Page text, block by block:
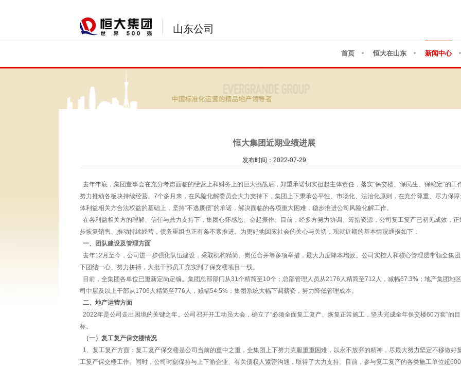
山东公司
首页 恒大在山东 新闻中心
恒大集团近期业绩进展
发布时间：2022-07-29
去年年底，集团董事会在充分考虑面临的经营上和财务上的巨大挑战后，郑重承诺切实担起主体责任，落实“保交楼、保民生、保稳定”的工
努力推动各板块持续经营。7个多月来，在风险化解委员会大力支持下，集团上下秉承公平性、市场化、法治化原则，在充分尊重、尽力保障
体利益相关方合法权益的基础上，坚持“不逃废债”的承诺，解决面临的各项重大困难，稳步推进公司风险化解工作。
在各利益相关方的理解、信任与鼎力支持下，集团心怀感恩、奋起振作。目前，经多方努力协调、筹措资源，公司复工复产已初见成效，正
步恢复销售、推动持续经营，债务重组也正有条不紊推进。为更好地回应社会的关心与关切，现就近期的基本情况通报如下：
一、团队建设及管理方面
去年12月至今，公司进一步强化队伍建设，采取机构精简、岗位合并等多项举措，最大力度降本增效。公司实控人和核心管理层带领全集
下团结一心、努力拼搏，大批干部员工充实到了保交楼项目一线。
目前，全集团各单位已重新定岗定编。集团总部部门从31个精简至10个；总部管理人员从2176人精简至712人，减幅67.3%；地产集团地
司中层及以上干部从1706人精简至776人，减幅54.5%；集团系统大幅下调薪资，努力降低管理成本。
二、地产运营方面
2022年是公司走出困境的关键之年。公司召开开工动员大会，确立了“必须全面复工复产、恢复正常施工，坚决完成全年保交楼60万套”的目
标。
（一）复工复产保交楼情况
1、复工复产方面：复工复产保交楼是公司当前的重中之重，全集团上下努力克服重重困难，以永不放弃的精神，尽最大努力坚定不移做好
工复产保交楼工作。同时，公司时刻保持与上下游企业、有关债权人紧密沟通，取得了大力支持。目前，参与复工复产的各类施工单位超